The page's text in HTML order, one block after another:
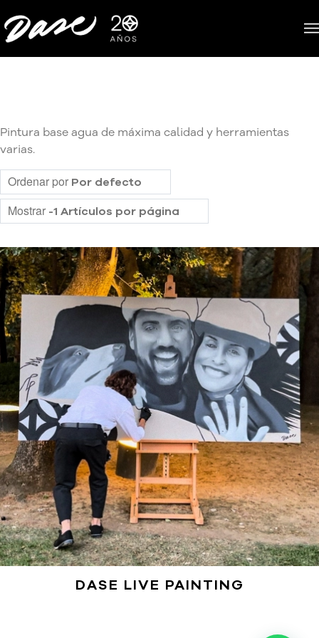
Pintura base agua de máxima calidad y herramientas
varias.
Ordenar por Por defecto
Mostrar -1 Artículos por página
DASE LIVE PAINTING